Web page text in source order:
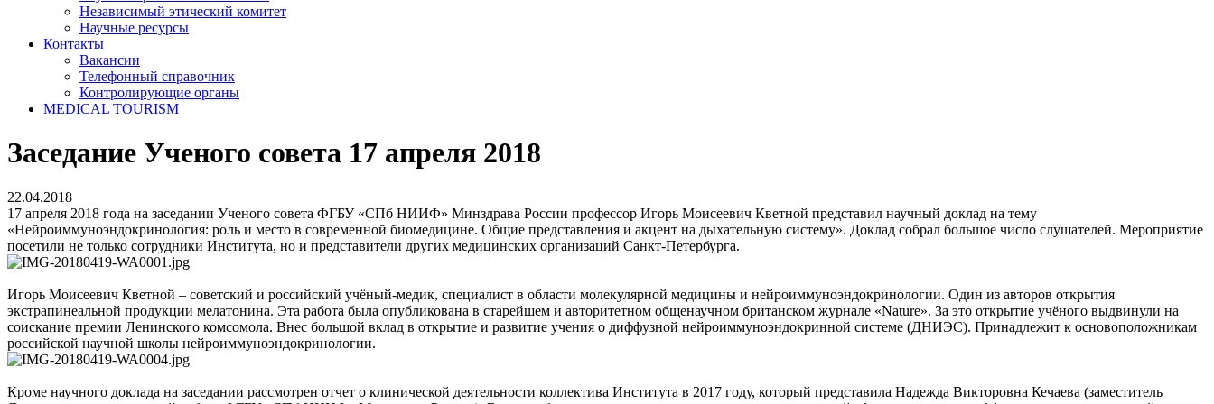
Независимый этический комитет
Научные ресурсы
Контакты
Вакансии
Телефонный справочник
Контролирующие органы
MEDICAL TOURISM
Заседание Ученого совета 17 апреля 2018
22.04.2018
17 апреля 2018 года на заседании Ученого совета ФГБУ «СПб НИИФ» Минздрава России профессор Игорь Моисеевич Кветной представил научный доклад на тему
«Нейроиммуноэндокринология: роль и место в современной биомедицине. Общие представления и акцент на дыхательную систему». Доклад собрал большое число слушателей. Мероприятие
посетили не только сотрудники Института, но и представители других медицинских организаций Санкт-Петербурга.
Игорь Моисеевич Кветной – советский и российский учёный-медик, специалист в области молекулярной медицины и нейроиммуноэндокринологии. Один из авторов открытия
экстрапинеальной продукции мелатонина. Эта работа была опубликована в старейшем и авторитетном общенаучном британском журнале «Nature». За это открытие учёного выдвинули на
соискание премии Ленинского комсомола. Внес большой вклад в открытие и развитие учения о диффузной нейроиммуноэндокринной системе (ДНИЭС). Принадлежит к основоположникам
российской научной школы нейроиммуноэндокринологии.
Кроме научного доклада на заседании рассмотрен отчет о клинической деятельности коллектива Института в 2017 году, который представила Надежда Викторовна Кечаева (заместитель